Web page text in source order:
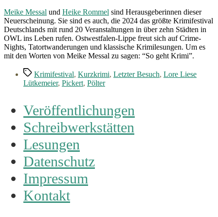
Meike Messal und Heike Rommel sind Herausgeberinnen dieser
Neuerscheinung. Sie sind es auch, die 2024 das größte Krimifestival
Deutschlands mit rund 20 Veranstaltungen in über zehn Städten in
OWL ins Leben rufen. Ostwestfalen-Lippe freut sich auf Crime-
Nights, Tatortwanderungen und klassische Krimilesungen. Um es
mit den Worten von Meike Messal zu sagen: “So geht Krimi”.
Schlagwörter
Krimifestival, Kurzkrimi, Letzter Besuch, Lore Liese
Lütkemeier, Pickert, Pölter
Veröffentlichungen
Schreibwerkstätten
Lesungen
Datenschutz
Impressum
Kontakt